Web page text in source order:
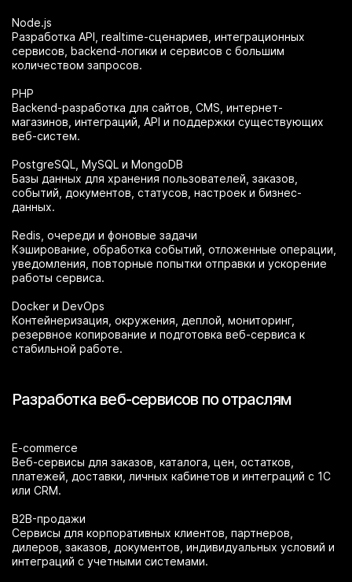
Node.js
Разработка API, realtime-сценариев, интеграционных
сервисов, backend-логики и сервисов с большим
количеством запросов.
PHP
Backend-разработка для сайтов, CMS, интернет-
магазинов, интеграций, API и поддержки существующих
веб-систем.
PostgreSQL, MySQL и MongoDB
Базы данных для хранения пользователей, заказов,
событий, документов, статусов, настроек и бизнес-
данных.
Redis, очереди и фоновые задачи
Кэширование, обработка событий, отложенные операции,
уведомления, повторные попытки отправки и ускорение
работы сервиса.
Docker и DevOps
Контейнеризация, окружения, деплой, мониторинг,
резервное копирование и подготовка веб-сервиса к
стабильной работе.
Разработка веб-сервисов по отраслям
E-commerce
Веб-сервисы для заказов, каталога, цен, остатков,
платежей, доставки, личных кабинетов и интеграций с 1С
или CRM.
B2B-продажи
Сервисы для корпоративных клиентов, партнеров,
дилеров, заказов, документов, индивидуальных условий и
интеграций с учетными системами.